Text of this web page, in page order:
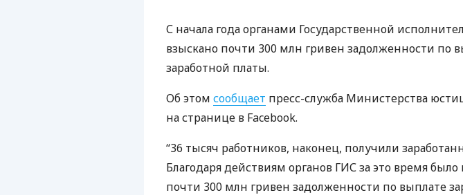
С начала года органами Государственной
взыскано почти 300 млн гривен задолженности по
заработной платы.
Об этом сообщает пресс-служба Министерства
на странице в Facebook.
“36 тысяч работников, наконец, получили
Благодаря действиям органов ГИСза это время было
почти 300 млн гривен задолженности по выплате